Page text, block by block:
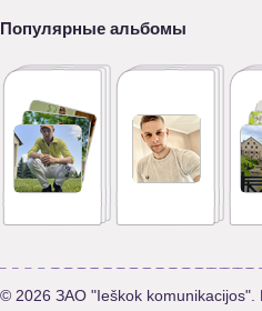
Популярные альбомы
© 2026 ЗАО "Ieškok komunikacijos".